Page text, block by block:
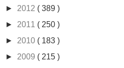
► 2012 ( 389 )
► 2011 ( 250 )
► 2010 ( 183 )
► 2009 ( 215 )